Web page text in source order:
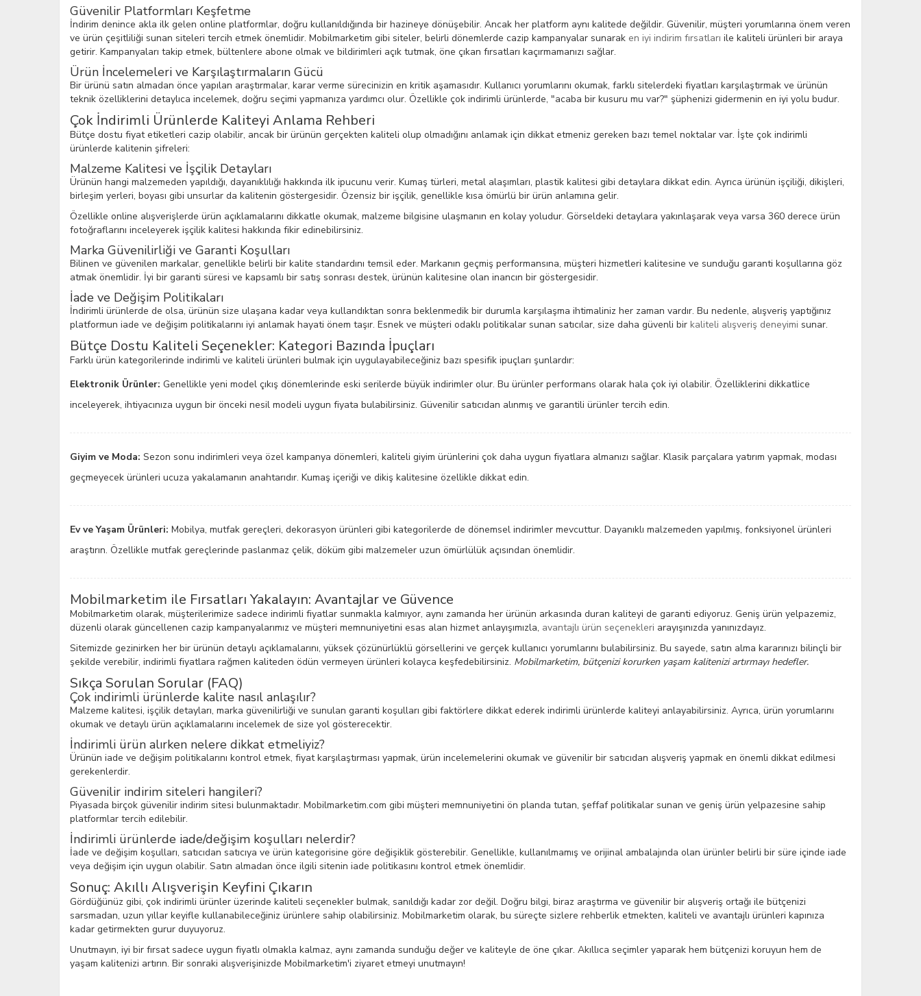
Güvenilir Platformları Keşfetme
İndirim denince akla ilk gelen online platformlar, doğru kullanıldığında bir hazineye dönüşebilir. Ancak her platform aynı kalitede değildir. Güvenilir, müşteri yorumlarına önem veren
ve ürün çeşitliliği sunan siteleri tercih etmek önemlidir. Mobilmarketim gibi siteler, belirli dönemlerde cazip kampanyalar sunarak en iyi indirim fırsatları ile kaliteli ürünleri bir araya
getirir. Kampanyaları takip etmek, bültenlere abone olmak ve bildirimleri açık tutmak, öne çıkan fırsatları kaçırmamanızı sağlar.
Ürün İncelemeleri ve Karşılaştırmaların Gücü
Bir ürünü satın almadan önce yapılan araştırmalar, karar verme sürecinizin en kritik aşamasıdır. Kullanıcı yorumlarını okumak, farklı sitelerdeki fiyatları karşılaştırmak ve ürünün
teknik özelliklerini detaylıca incelemek, doğru seçimi yapmanıza yardımcı olur. Özellikle çok indirimli ürünlerde, "acaba bir kusuru mu var?" şüphenizi gidermenin en iyi yolu budur.
Çok İndirimli Ürünlerde Kaliteyi Anlama Rehberi
Bütçe dostu fiyat etiketleri cazip olabilir, ancak bir ürünün gerçekten kaliteli olup olmadığını anlamak için dikkat etmeniz gereken bazı temel noktalar var. İşte çok indirimli
ürünlerde kalitenin şifreleri:
Malzeme Kalitesi ve İşçilik Detayları
Ürünün hangi malzemeden yapıldığı, dayanıklılığı hakkında ilk ipucunu verir. Kumaş türleri, metal alaşımları, plastik kalitesi gibi detaylara dikkat edin. Ayrıca ürünün işçiliği, dikişleri,
birleşim yerleri, boyası gibi unsurlar da kalitenin göstergesidir. Özensiz bir işçilik, genellikle kısa ömürlü bir ürün anlamına gelir.
Özellikle online alışverişlerde ürün açıklamalarını dikkatle okumak, malzeme bilgisine ulaşmanın en kolay yoludur. Görseldeki detaylara yakınlaşarak veya varsa 360 derece ürün
fotoğraflarını inceleyerek işçilik kalitesi hakkında fikir edinebilirsiniz.
Marka Güvenilirliği ve Garanti Koşulları
Bilinen ve güvenilen markalar, genellikle belirli bir kalite standardını temsil eder. Markanın geçmiş performansına, müşteri hizmetleri kalitesine ve sunduğu garanti koşullarına göz
atmak önemlidir. İyi bir garanti süresi ve kapsamlı bir satış sonrası destek, ürünün kalitesine olan inancın bir göstergesidir.
İade ve Değişim Politikaları
İndirimli ürünlerde de olsa, ürünün size ulaşana kadar veya kullandıktan sonra beklenmedik bir durumla karşılaşma ihtimaliniz her zaman vardır. Bu nedenle, alışveriş yaptığınız
platformun iade ve değişim politikalarını iyi anlamak hayati önem taşır. Esnek ve müşteri odaklı politikalar sunan satıcılar, size daha güvenli bir kaliteli alışveriş deneyimi sunar.
Bütçe Dostu Kaliteli Seçenekler: Kategori Bazında İpuçları
Farklı ürün kategorilerinde indirimli ve kaliteli ürünleri bulmak için uygulayabileceğiniz bazı spesifik ipuçları şunlardır:
Elektronik Ürünler: Genellikle yeni model çıkış dönemlerinde eski serilerde büyük indirimler olur. Bu ürünler performans olarak hala çok iyi olabilir. Özelliklerini dikkatlice
inceleyerek, ihtiyacınıza uygun bir önceki nesil modeli uygun fiyata bulabilirsiniz. Güvenilir satıcıdan alınmış ve garantili ürünler tercih edin.
Giyim ve Moda: Sezon sonu indirimleri veya özel kampanya dönemleri, kaliteli giyim ürünlerini çok daha uygun fiyatlara almanızı sağlar. Klasik parçalara yatırım yapmak, modası
geçmeyecek ürünleri ucuza yakalamanın anahtarıdır. Kumaş içeriği ve dikiş kalitesine özellikle dikkat edin.
Ev ve Yaşam Ürünleri: Mobilya, mutfak gereçleri, dekorasyon ürünleri gibi kategorilerde de dönemsel indirimler mevcuttur. Dayanıklı malzemeden yapılmış, fonksiyonel ürünleri
araştırın. Özellikle mutfak gereçlerinde paslanmaz çelik, döküm gibi malzemeler uzun ömürlülük açısından önemlidir.
Mobilmarketim ile Fırsatları Yakalayın: Avantajlar ve Güvence
Mobilmarketim olarak, müşterilerimize sadece indirimli fiyatlar sunmakla kalmıyor, aynı zamanda her ürünün arkasında duran kaliteyi de garanti ediyoruz. Geniş ürün yelpazemiz,
düzenli olarak güncellenen cazip kampanyalarımız ve müşteri memnuniyetini esas alan hizmet anlayışımızla, avantajlı ürün seçenekleri arayışınızda yanınızdayız.
Sitemizde gezinirken her bir ürünün detaylı açıklamalarını, yüksek çözünürlüklü görsellerini ve gerçek kullanıcı yorumlarını bulabilirsiniz. Bu sayede, satın alma kararınızı bilinçli bir
şekilde verebilir, indirimli fiyatlara rağmen kaliteden ödün vermeyen ürünleri kolayca keşfedebilirsiniz. Mobilmarketim, bütçenizi korurken yaşam kalitenizi artırmayı hedefler.
Sıkça Sorulan Sorular (FAQ)
Çok indirimli ürünlerde kalite nasıl anlaşılır?
Malzeme kalitesi, işçilik detayları, marka güvenilirliği ve sunulan garanti koşulları gibi faktörlere dikkat ederek indirimli ürünlerde kaliteyi anlayabilirsiniz. Ayrıca, ürün yorumlarını
okumak ve detaylı ürün açıklamalarını incelemek de size yol gösterecektir.
İndirimli ürün alırken nelere dikkat etmeliyiz?
Ürünün iade ve değişim politikalarını kontrol etmek, fiyat karşılaştırması yapmak, ürün incelemelerini okumak ve güvenilir bir satıcıdan alışveriş yapmak en önemli dikkat edilmesi
gerekenlerdir.
Güvenilir indirim siteleri hangileri?
Piyasada birçok güvenilir indirim sitesi bulunmaktadır. Mobilmarketim.com gibi müşteri memnuniyetini ön planda tutan, şeffaf politikalar sunan ve geniş ürün yelpazesine sahip
platformlar tercih edilebilir.
İndirimli ürünlerde iade/değişim koşulları nelerdir?
İade ve değişim koşulları, satıcıdan satıcıya ve ürün kategorisine göre değişiklik gösterebilir. Genellikle, kullanılmamış ve orijinal ambalajında olan ürünler belirli bir süre içinde iade
veya değişim için uygun olabilir. Satın almadan önce ilgili sitenin iade politikasını kontrol etmek önemlidir.
Sonuç: Akıllı Alışverişin Keyfini Çıkarın
Gördüğünüz gibi, çok indirimli ürünler üzerinde kaliteli seçenekler bulmak, sanıldığı kadar zor değil. Doğru bilgi, biraz araştırma ve güvenilir bir alışveriş ortağı ile bütçenizi
sarsmadan, uzun yıllar keyifle kullanabileceğiniz ürünlere sahip olabilirsiniz. Mobilmarketim olarak, bu süreçte sizlere rehberlik etmekten, kaliteli ve avantajlı ürünleri kapınıza
kadar getirmekten gurur duyuyoruz.
Unutmayın, iyi bir fırsat sadece uygun fiyatlı olmakla kalmaz, aynı zamanda sunduğu değer ve kaliteyle de öne çıkar. Akıllıca seçimler yaparak hem bütçenizi koruyun hem de
yaşam kalitenizi artırın. Bir sonraki alışverişinizde Mobilmarketim'i ziyaret etmeyi unutmayın!